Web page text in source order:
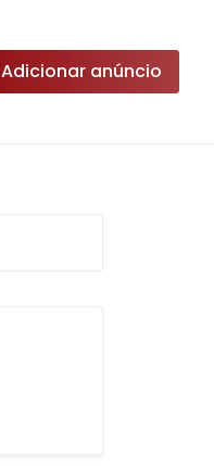
Adicionar anúncio